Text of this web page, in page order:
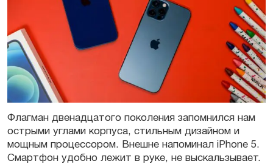
Флагман двенадцатого поколения запомнился нам
острыми углами корпуса, стильным дизайном и
мощным процессором. Внешне напоминал iPhone 5.
Смартфон удобно лежит в руке, не выскальзывает.